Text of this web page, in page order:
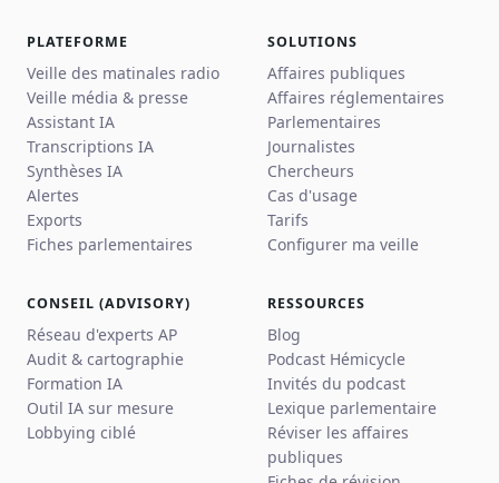
PLATEFORME
Veille des matinales radio
Veille média & presse
Assistant IA
Transcriptions IA
Synthèses IA
Alertes
Exports
Fiches parlementaires
SOLUTIONS
Affaires publiques
Affaires réglementaires
Parlementaires
Journalistes
Chercheurs
Cas d'usage
Tarifs
Configurer ma veille
CONSEIL (ADVISORY)
Réseau d'experts AP
Audit & cartographie
Formation IA
Outil IA sur mesure
Lobbying ciblé
RESSOURCES
Blog
Podcast Hémicycle
Invités du podcast
Lexique parlementaire
Réviser les affaires
publiques